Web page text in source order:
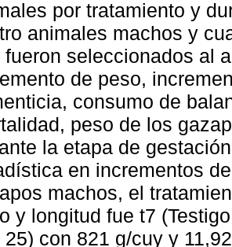
por tratamiento y
animales machos y
fueron seleccionados al
de peso,
consumo de
peso de los
la etapa de
en incrementos
machos, el
y longitud fue t7
25) con 821 g/cuy y